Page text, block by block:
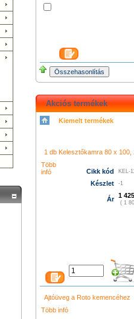
Akciós termékek
Kiemelt termékek
ューバランス 574 プラダ バ
ィトン バッグ
トン バッグ
グッチ アウトレ
プラダ 店舗 ニューバラ
クロエ バ
k480 led film light led
1 db Kelesztőkamra 80 x
Több
infó
Cikk kód KEL-
Készlet -1
Ár 1
( 1
Ajtóüveg a Roto kemencéhez
Több infó